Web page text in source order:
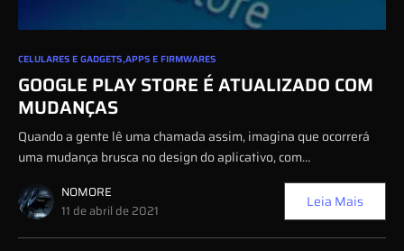
0
CELULARES E GADGETS APPS E FIRMWARES
GOOGLE PLAY STORE É ATUALIZADO COM
MUDANÇAS
Quando a gente lê uma chamada assim, imagina que ocorrerá
uma mudança brusca no design do aplicativo, com…
NOMORE
11 de abril de 2021
Leia Mais